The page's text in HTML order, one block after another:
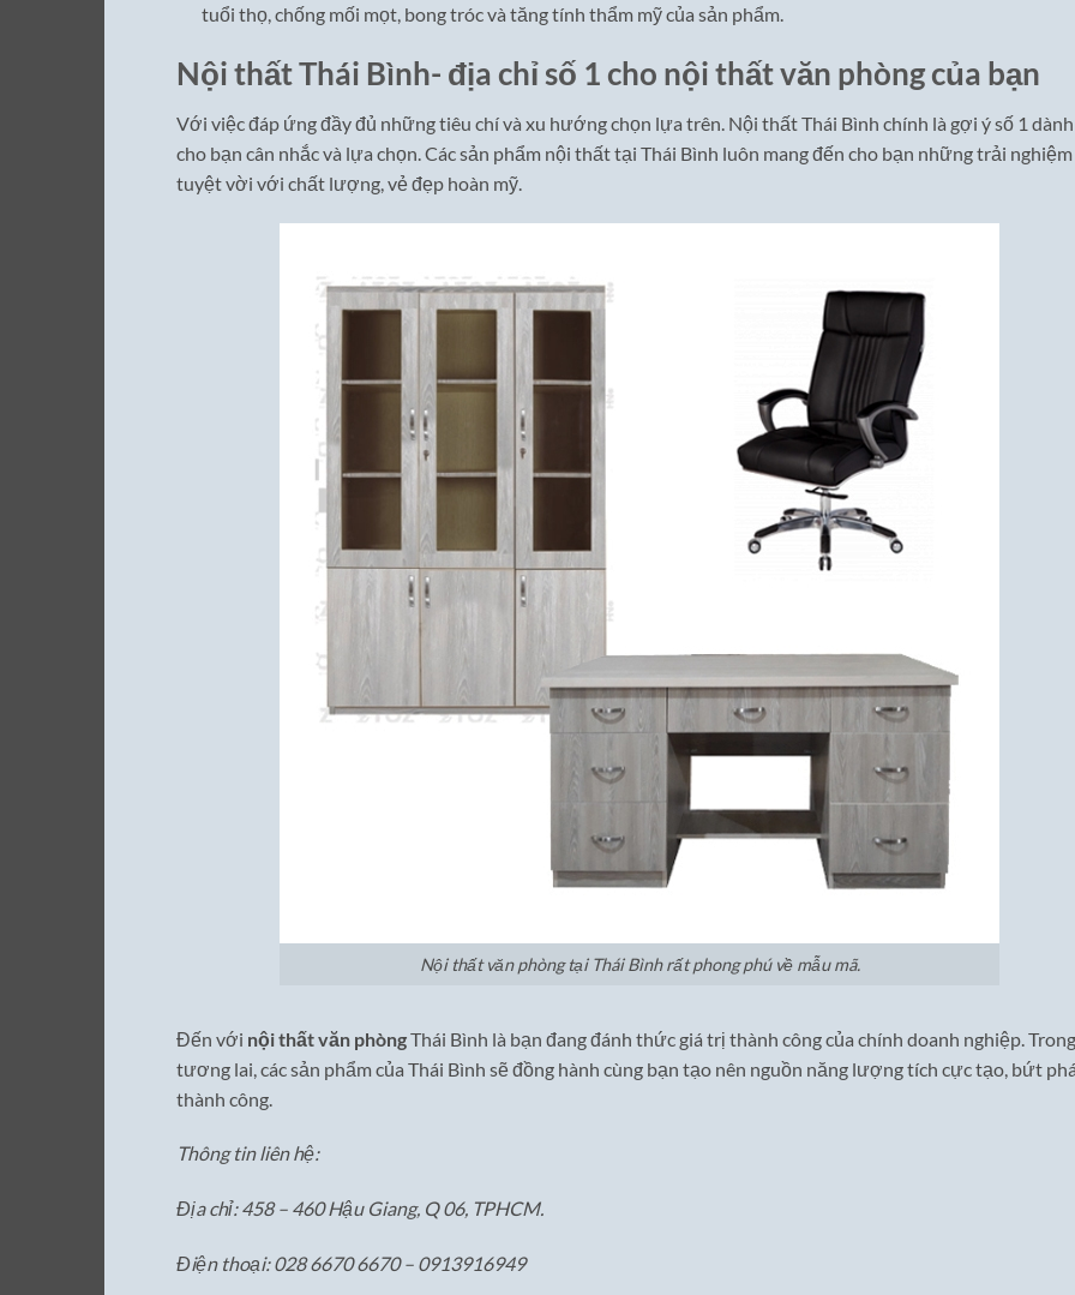
tuổi thọ, chống mối mọt, bong tróc và tăng tính thẩm mỹ của sản phẩm.
Nội thất Thái Bình- địa chỉ số 1 cho nội thất văn phòng của bạn
Với việc đáp ứng đầy đủ những tiêu chí và xu hướng chọn lựa trên. Nội thất Thái Bình chính là gợi ý số 1 dành
cho bạn cân nhắc và lựa chọn. Các sản phẩm nội thất tại Thái Bình luôn mang đến cho bạn những trải nghiệm
tuyệt vời với chất lượng, vẻ đẹp hoàn mỹ.
Nội thất văn phòng tại Thái Bình rất phong phú về mẫu mã.
Đến với nội thất văn phòngThái Bình là bạn đang đánh thức giá trị thành công của chính doanh nghiệp. Trong
tương lai, các sản phẩm của Thái Bình sẽ đồng hành cùng bạn tạo nên nguồn năng lượng tích cực tạo, bứt
thành công.
Thông tin liên hệ:
Địa chỉ: 458 – 460 Hậu Giang, Q 06, TPHCM.
Điện thoại: 028 6670 6670 – 0913916949